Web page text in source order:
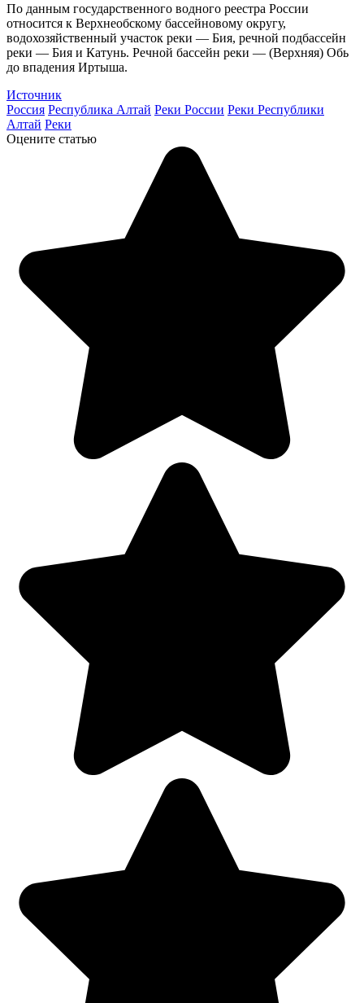
По данным государственного водного реестра России
относится к Верхнеобскому бассейновому округу,
водохозяйственный участок реки — Бия, речной подбассейн
реки — Бия и Катунь. Речной бассейн реки — (Верхняя) Обь
до впадения Иртыша.
Источник
Россия Республика Алтай Реки России Реки Республики
Алтай Реки
Оцените статью